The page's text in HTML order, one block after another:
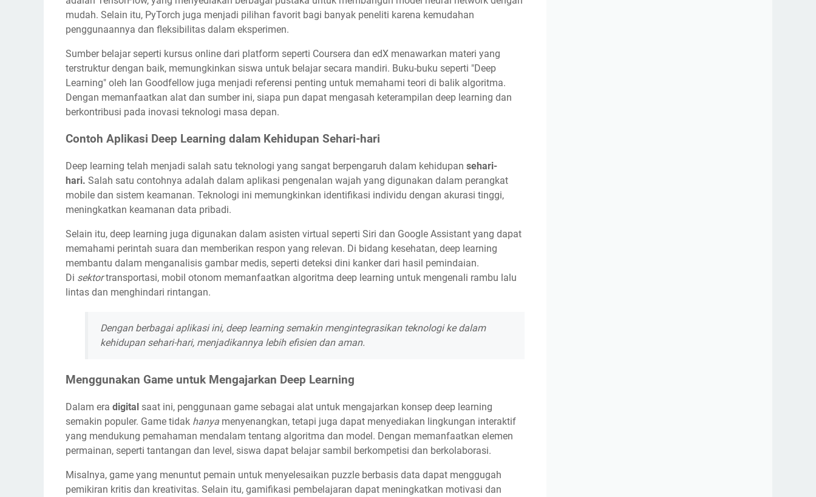
mudah. Selain itu, PyTorch juga menjadi pilihan favorit bagi banyak peneliti karena kemudahan
penggunaannya dan fleksibilitas dalam eksperimen.
Sumber belajar seperti kursus online dari platform seperti Coursera dan edX menawarkan materi yang
terstruktur dengan baik, memungkinkan siswa untuk belajar secara mandiri. Buku-buku seperti "Deep
Learning" oleh Ian Goodfellow juga menjadi referensi penting untuk memahami teori di balik algoritma.
Dengan memanfaatkan alat dan sumber ini, siapa pun dapat mengasah keterampilan deep learning dan
berkontribusi pada inovasi teknologi masa depan.
Contoh Aplikasi Deep Learning dalam Kehidupan Sehari-hari
Deep learning telah menjadi salah satu teknologi yang sangat berpengaruh dalam kehidupan sehari-
hari. Salah satu contohnya adalah dalam aplikasi pengenalan wajah yang digunakan dalam perangkat
mobile dan sistem keamanan. Teknologi ini memungkinkan identifikasi individu dengan akurasi tinggi,
meningkatkan keamanan data pribadi.
Selain itu, deep learning juga digunakan dalam asisten virtual seperti Siri dan Google Assistant yang dapat
memahami perintah suara dan memberikan respon yang relevan. Di bidang kesehatan, deep learning
membantu dalam menganalisis gambar medis, seperti deteksi dini kanker dari hasil pemindaian.
Di sektortransportasi, mobil otonom memanfaatkan algoritma deep learning untuk mengenali rambu lalu
lintas dan menghindari rintangan.
Dengan berbagai aplikasi ini, deep learning semakin mengintegrasikan teknologi ke dalam
kehidupan sehari-hari, menjadikannya lebih efisien dan aman.
Menggunakan Game untuk Mengajarkan Deep Learning
Dalam era digital saat ini, penggunaan game sebagai alat untuk mengajarkan konsep deep learning
semakin populer. Game tidak hanya menyenangkan, tetapi juga dapat menyediakan lingkungan interaktif
yang mendukung pemahaman mendalam tentang algoritma dan model. Dengan memanfaatkan elemen
permainan, seperti tantangan dan level, siswa dapat belajar sambil berkompetisi dan berkolaborasi.
Misalnya, game yang menuntut pemain untuk menyelesaikan puzzle berbasis data dapat menggugah
pemikiran kritis dan kreativitas. Selain itu, gamifikasi pembelajaran dapat meningkatkan motivasi dan